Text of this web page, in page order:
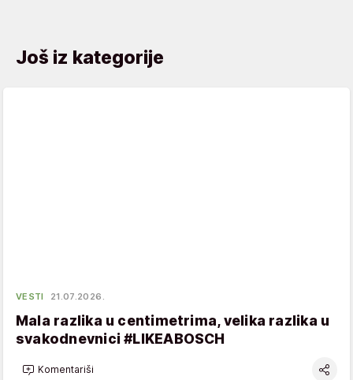
Još iz kategorije
VESTI 21.07.2026.
Mala razlika u centimetrima, velika razlika u
svakodnevnici #LIKEABOSCH
Komentariši